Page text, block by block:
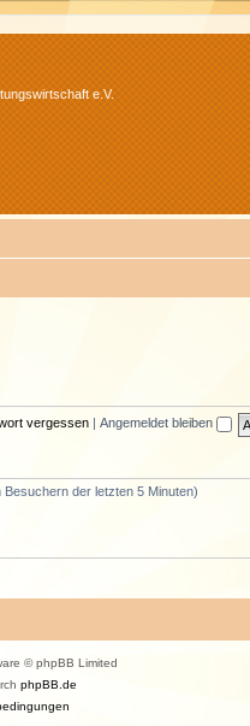
e.V.
vergessen Angemeldet bleiben
der letzten 5 Minuten)
© phpBB Limited
phpBB.de